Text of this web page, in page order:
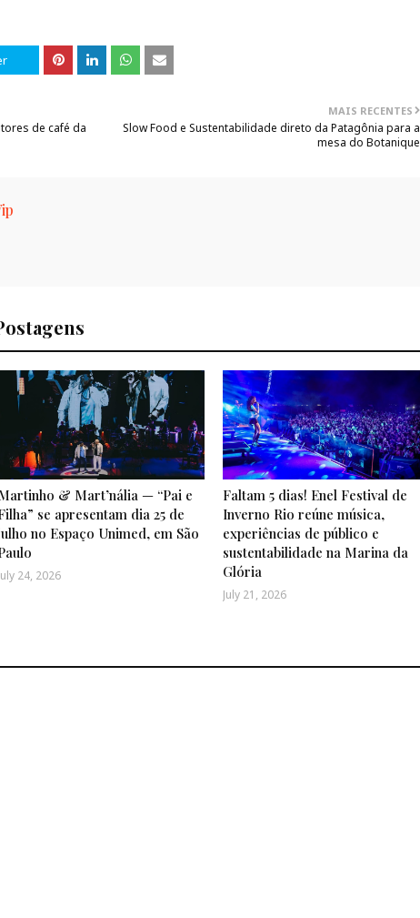
MAIS RECENTES
Slow Food e Sustentabilidade direto da Patagônia para a
mesa do Botanique
de café da
& Mart’nália — “Pai e
se apresentam dia 25 de
no Espaço Unimed, em São
24, 2026
Faltam 5 dias! Enel Festival de
Inverno Rio reúne música,
experiências de público e
sustentabilidade na Marina da
Glória
July 21, 2026